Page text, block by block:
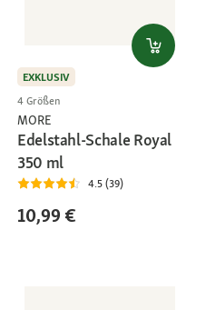
EXKLUSIV
4 Größen
MORE
Edelstahl-Schale Royal
350 ml
4.5 (39)
10,99 €